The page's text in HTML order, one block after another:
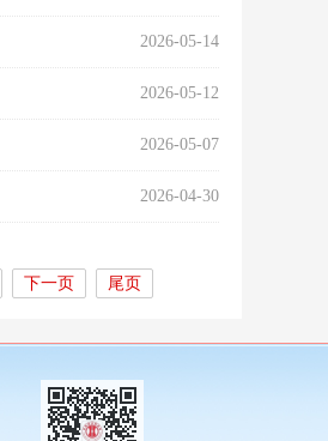
2026-05-14
2026-05-12
2026-05-07
2026-04-30
下一页 尾页